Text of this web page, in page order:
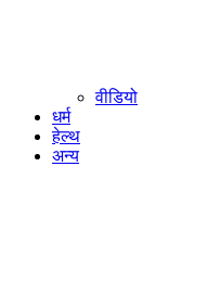
वीडियो
धर्म
हेल्थ
अन्य